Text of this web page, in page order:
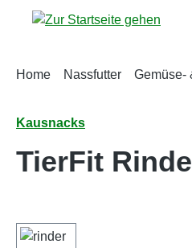
Hauptinhalt springen
Zur Suche springen
Zur Hauptnavigation
Home Nassfutter Gemüse-
Kausnacks
TierFit
Bildergalerie überspringen